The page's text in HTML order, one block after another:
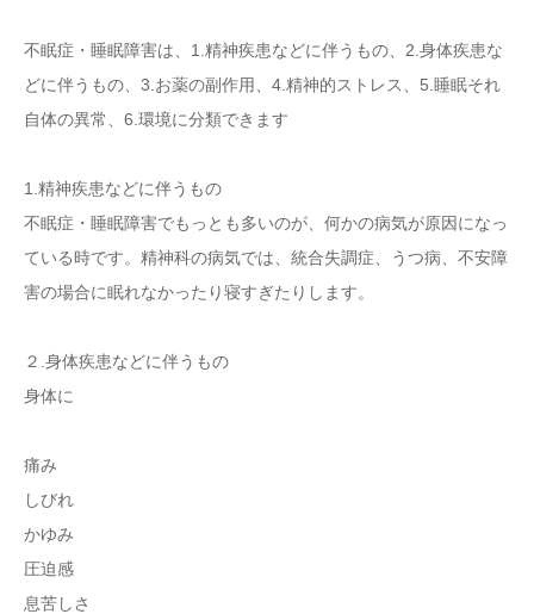
不眠症・睡眠障害は、1.精神疾患などに伴うもの、2.身体疾患な
どに伴うもの、3.お薬の副作用、4.精神的ストレス、5.睡眠それ
自体の異常、6.環境に分類できます
1.精神疾患などに伴うもの
不眠症・睡眠障害でもっとも多いのが、何かの病気が原因になっ
ている時です。精神科の病気では、統合失調症、うつ病、不安障
害の場合に眠れなかったり寝すぎたりします。
２.身体疾患などに伴うもの
身体に
痛み
しびれ
かゆみ
圧迫感
息苦しさ